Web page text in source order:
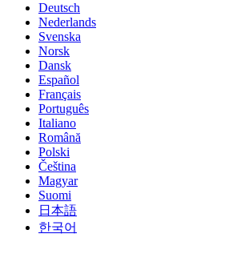
Deutsch
Nederlands
Svenska
Norsk
Dansk
Español
Français
Português
Italiano
Română
Polski
Čeština
Magyar
Suomi
日本語
한국어